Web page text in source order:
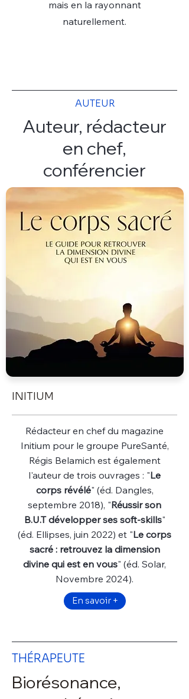
mais en la rayonnant
naturellement.
AUTEUR
Auteur, rédacteur
en chef,
conférencier
INITIUM
Rédacteur en chef du magazine
Initium pour le groupe PureSanté,
Régis Belamich est également
l'auteur de trois ouvrages : "Le
corps révélé" (éd. Dangles,
septembre 2018), "Réussir son
B.U.T développer ses soft-skills"
(éd. Ellipses, juin 2022) et "Le corps
sacré : retrouvez la dimension
divine qui est en vous" (éd. Solar,
Novembre 2024).
En savoir +
THÉRAPEUTE
Biorésonance,